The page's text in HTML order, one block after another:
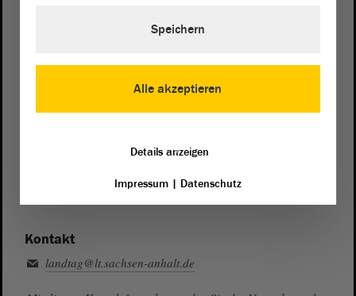
0391 / 560 - 0
Presse- und Öffentlichkeitsarbeit
Kontakt
landtag@lt.sachsen-anhalt.de
Alle akzeptieren
Speichern
Details anzeigen
Impressum| Datenschutz